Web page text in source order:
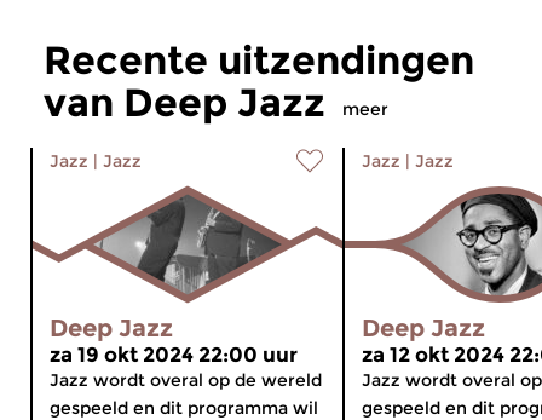
Recente uitzendingen
van Deep Jazz
meer
Jazz | Jazz
Deep Jazz
za 19 okt 2024 22:00 uur
Jazz wordt overal op de wereld
gespeeld en dit programma wil
Jazz | Jazz
Deep Jazz
za 12 okt 2024
Jazz wordt overal
gespeeld en dit